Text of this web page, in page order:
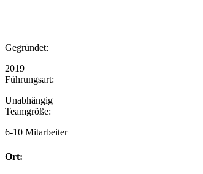
Gegründet:
2019
Führungsart:
Unabhängig
Teamgröße:
6-10 Mitarbeiter
Ort: